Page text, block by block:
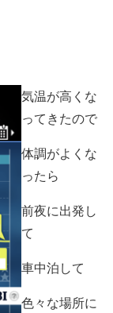
気温が高くな
ってきたので
体調がよくな
ったら
前夜に出発し
て
車中泊して
色々な場所に